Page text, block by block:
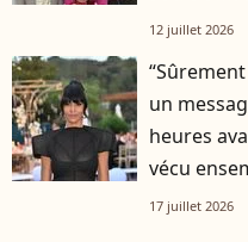
12 juillet 2026
un
heures
vécu
17 juillet 2026